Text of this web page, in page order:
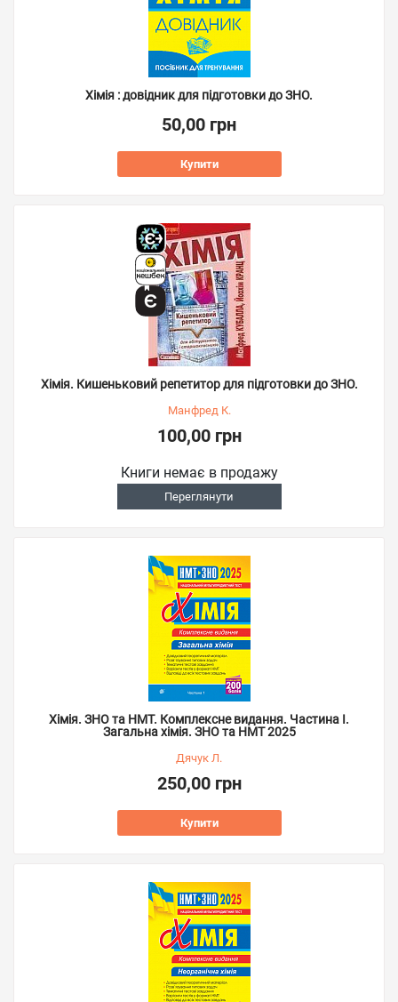
Хімія : довідник для підготовки до ЗНО.
50,00 грн
Купити
Хімія. Кишеньковий репетитор для підготовки до ЗНО.
Манфред К.
100,00 грн
Книги немає в продажу
Переглянути
Хімія. ЗНО та НМТ. Комплексне видання. Частина І.
Загальна хімія. ЗНО та НМТ 2025
Дячук Л.
250,00 грн
Купити